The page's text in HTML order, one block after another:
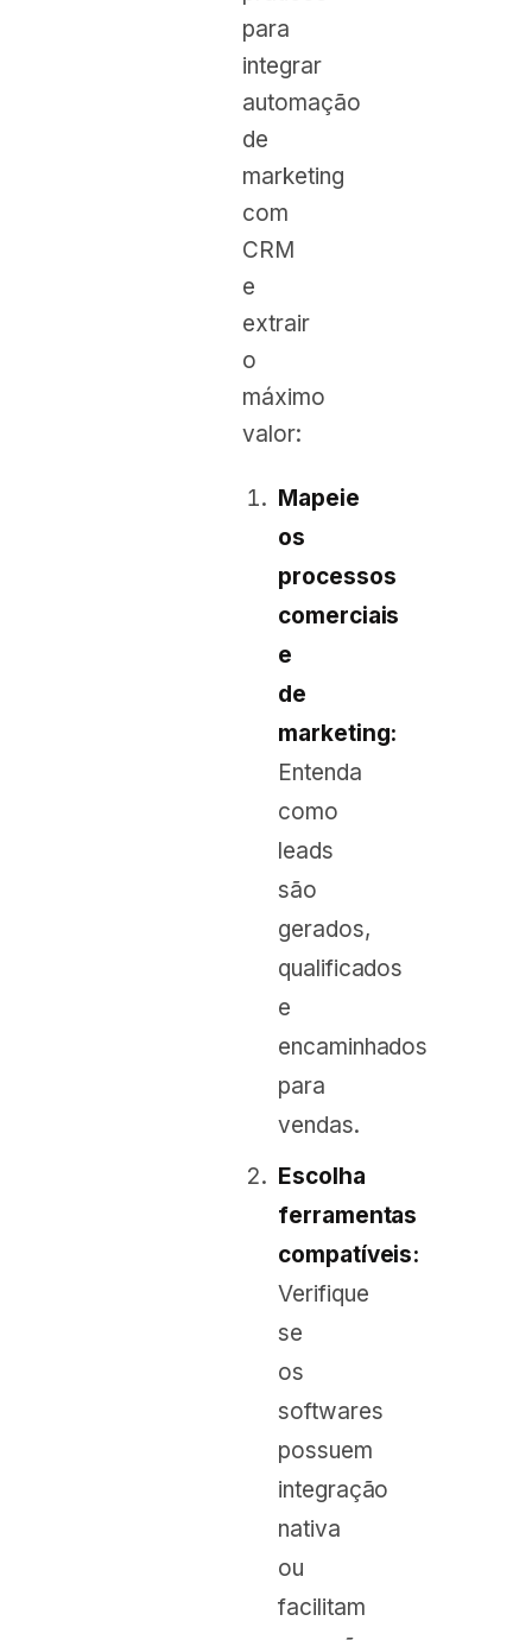
para
integrar
automação
de
marketing
com
CRM
e
extrair
o
máximo
valor:
Mapeie
os
processos
comerciais
e
de
marketing:
Entenda
como
leads
são
gerados,
qualificados
e
encaminhados
para
vendas.
Escolha
ferramentas
compatíveis:
Verifique
se
os
softwares
possuem
integração
nativa
ou
facilitam